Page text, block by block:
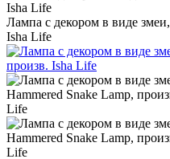
Isha Life
Лампа с декором в виде
Isha Life